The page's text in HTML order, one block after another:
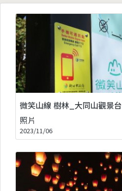
微笑山線 樹林_大同山觀景台
照片
2023/11/06